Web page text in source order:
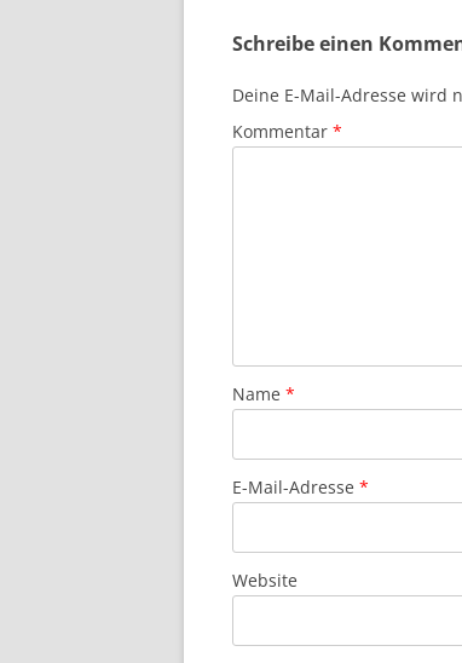
Schreibe einen
Deine E-Mail-Adresse wird
Kommentar *
Name *
E-Mail-Adresse *
Website